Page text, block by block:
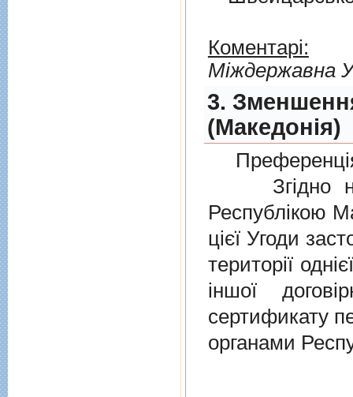
Коментарі:
Мiждержавна
3.
(Македонія)
Згідно
Республікою
цієї Угоди
території
іншої
сертификату
органами